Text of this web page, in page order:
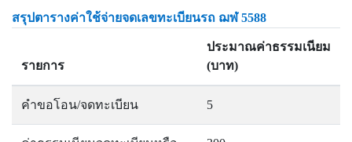
สรุปตารางค่าใช้จ่ายจดเลขทะเบียนรถ ฌฬ 5588
รายการ
ประมาณค่าธรรมเนียม
(บาท)
คำขอโอน/จดทะเบียน 5